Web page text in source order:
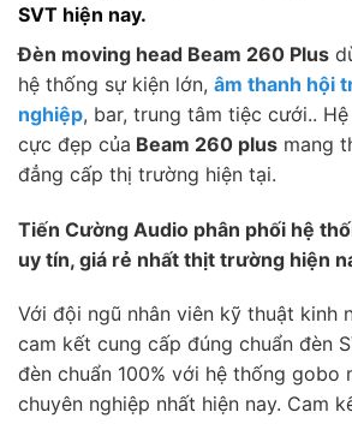
SVT hiện nay.
Đèn moving head Beam 260 Plus
hệ thống sự kiện lớn, âm thanh hội
nghiệp, bar, trung tâm tiệc cưới..
cực đẹp của Beam 260 plus mang
đẳng cấp thị trường hiện tại.
Tiến Cường Audio phân phối hệ
uy tín, giá rẻ nhất thịt trường hiện
Với đội ngũ nhân viên kỹ thuật kinh
cam kết cung cấp đúng chuẩn đèn
đèn chuẩn 100% với hệ thống gobo
chuyên nghiệp nhất hiện nay. Cam